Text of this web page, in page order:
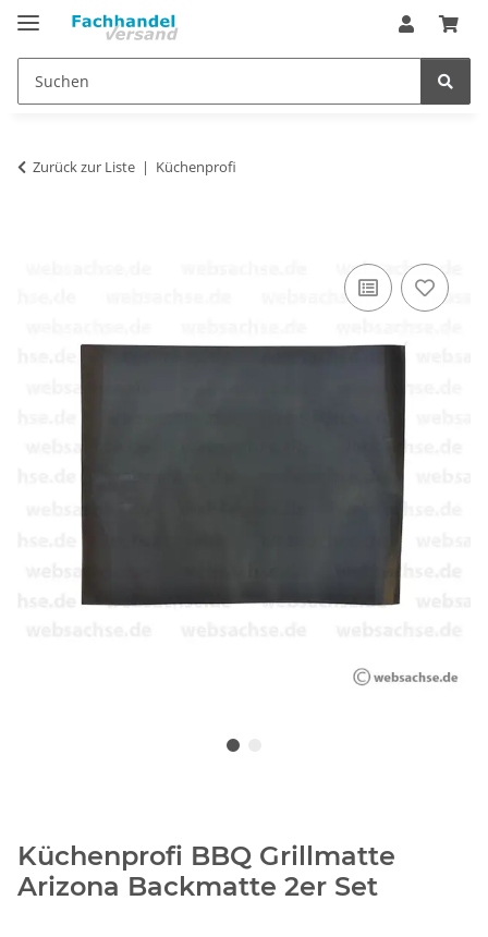
Zurück zur Liste Küchenprofi
Küchenprofi BBQ Grillmatte
Arizona Backmatte 2er Set